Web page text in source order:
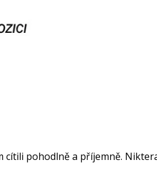
cítili pohodlně a příjemně.